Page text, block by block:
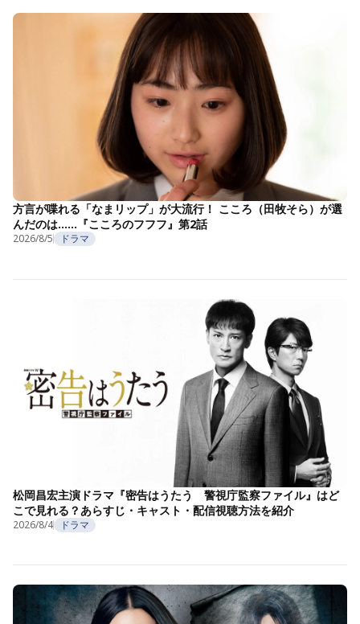
方言が喋れる「なまリップ」が大流行！ こころ（田牧そら）が選
んだのは……『こころのフフフ』第2話
2026/8/5 ドラマ
松岡昌宏主演ドラマ『密告はうたう 警視庁監察ファイル』はど
こで見れる？あらすじ・キャスト・配信視聴方法を紹介
2026/8/4 ドラマ